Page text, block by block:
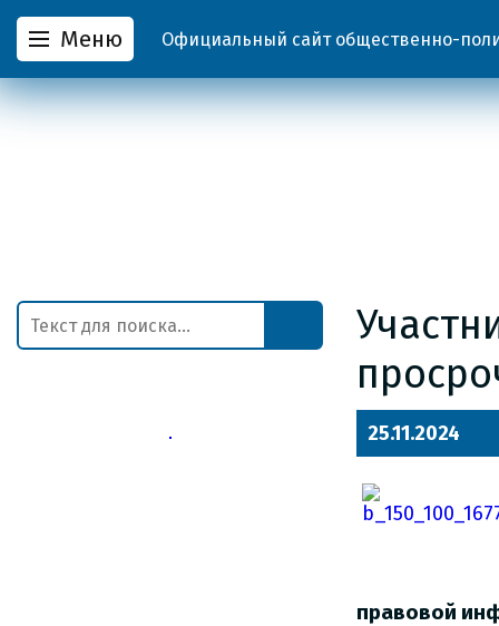
Меню Официальный сайт общественно-
25.11.2024
правовой